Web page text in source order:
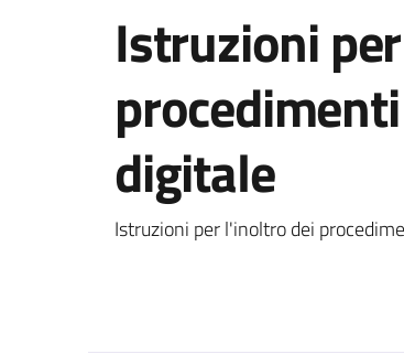
Istruzioni
digitale
Dettagli della
Istruzioni per l'inoltro dei